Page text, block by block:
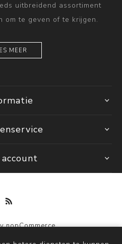
uitbreidend assortiment
om te geven of te krijgen.
MEER
nopCommerce